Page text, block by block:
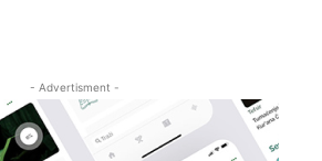
- Advertisment -